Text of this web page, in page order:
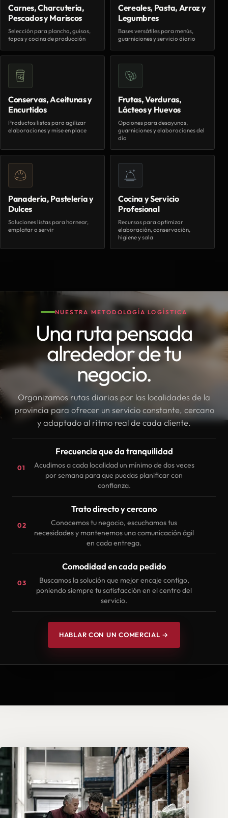
Carnes, Charcutería,
Pescados y Mariscos
Selección para plancha, guisos,
tapas y cocina de producción
Cereales, Pasta, Arroz y
Legumbres
Bases versátiles para menús,
guarniciones y servicio diario
Conservas, Aceitunas y
Encurtidos
Productos listos para agilizar
elaboraciones y mise en place
Frutas, Verduras,
Lácteos y Huevos
Opciones para desayunos,
guarniciones y elaboraciones del
día
Panadería, Pastelería y
Dulces
Soluciones listas para hornear,
emplatar o servir
Cocina y Servicio
Profesional
Recursos para optimizar
elaboración, conservación,
higiene y sala
NUESTRA METODOLOGÍA LOGÍSTICA
Una ruta pensada
alrededor de tu
negocio.
Organizamos rutas diarias por las localidades de la
provincia para ofrecer un servicio constante, cercano
y adaptado al ritmo real de cada cliente.
01
Frecuencia que da tranquilidad
Acudimos a cada localidad un mínimo de dos veces
por semana para que puedas planificar con
confianza.
02
Trato directo y cercano
Conocemos tu negocio, escuchamos tus
necesidades y mantenemos una comunicación ágil
en cada entrega.
03
Comodidad en cada pedido
Buscamos la solución que mejor encaje contigo,
poniendo siempre tu satisfacción en el centro del
servicio.
HABLAR CON UN COMERCIAL →